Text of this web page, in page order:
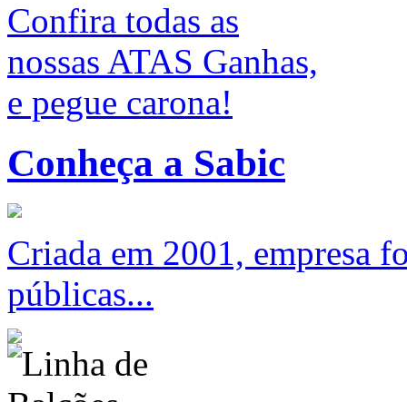
Confira todas as
nossas ATAS Ganhas,
e pegue carona!
Conheça a Sabic
Criada em 2001, empresa
públicas...